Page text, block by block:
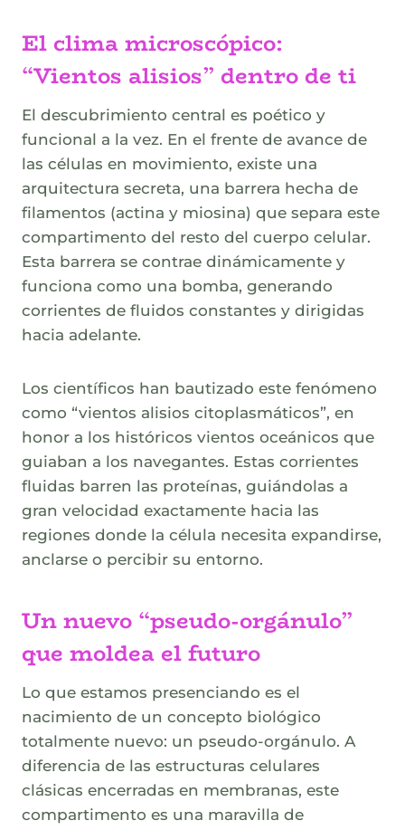
El clima microscópico:
“Vientos alisios” dentro de ti
El descubrimiento central es poético y
funcional a la vez. En el frente de avance de
las células en movimiento, existe una
arquitectura secreta, una barrera hecha de
filamentos (actina y miosina) que separa este
compartimento del resto del cuerpo celular.
Esta barrera se contrae dinámicamente y
funciona como una bomba, generando
corrientes de fluidos constantes y dirigidas
hacia adelante.
Los científicos han bautizado este fenómeno
como “vientos alisios citoplasmáticos”, en
honor a los históricos vientos oceánicos que
guiaban a los navegantes. Estas corrientes
fluidas barren las proteínas, guiándolas a
gran velocidad exactamente hacia las
regiones donde la célula necesita expandirse,
anclarse o percibir su entorno.
Un nuevo “pseudo-orgánulo”
que moldea el futuro
Lo que estamos presenciando es el
nacimiento de un concepto biológico
totalmente nuevo: un pseudo-orgánulo. A
diferencia de las estructuras celulares
clásicas encerradas en membranas, este
compartimento es una maravilla de